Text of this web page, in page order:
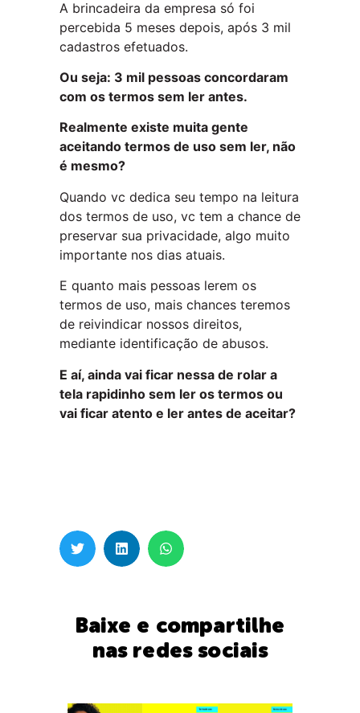
A brincadeira da empresa só foi
percebida 5 meses depois, após 3 mil
cadastros efetuados.
Ou seja: 3 mil pessoas concordaram
com os termos sem ler antes.
Realmente existe muita gente
aceitando termos de uso sem ler, não
é mesmo?
Quando vc dedica seu tempo na leitura
dos termos de uso, vc tem a chance de
preservar sua privacidade, algo muito
importante nos dias atuais.
E quanto mais pessoas lerem os
termos de uso, mais chances teremos
de reivindicar nossos direitos,
mediante identificação de abusos.
E aí, ainda vai ficar nessa de rolar a
tela rapidinho sem ler os termos ou
vai ficar atento e ler antes de aceitar?
Baixe e compartilhe
nas redes sociais